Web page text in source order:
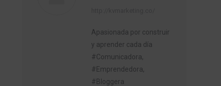
Apasionada por construir
y aprender cada día
#Comunicadora,
#Emprendedora,
#Bloggera